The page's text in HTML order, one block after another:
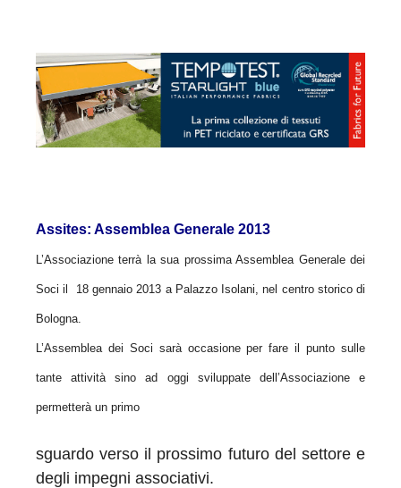
Assites: Assemblea Generale 2013
L’Associazione terrà la sua prossima Assemblea Generale dei
Soci il 18 gennaio 2013 a Palazzo Isolani, nel centro storico di
Bologna.
L’Assemblea dei Soci sarà occasione per fare il punto sulle
tante attività sino ad oggi sviluppate dell’Associazione e
permetterà un primo
sguardo verso il prossimo futuro del settore e
degli impegni associativi.